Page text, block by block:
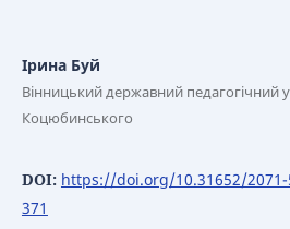
Ірина Буй
Вінницький державний педагогічний
Коцюбинського
DOI: https://doi.org/10.31652/2071-
371